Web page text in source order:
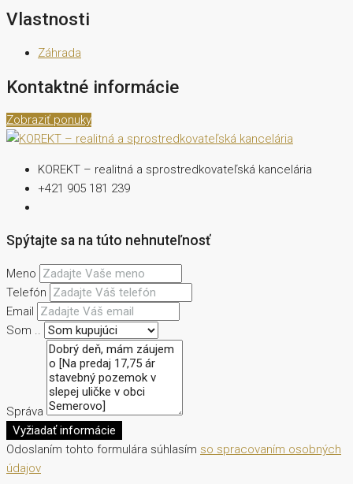
Vlastnosti
Záhrada
Kontaktné informácie
Zobraziť ponuky
KOREKT – realitná a sprostredkovateľská kancelária
+421 905 181 239
Spýtajte sa na túto nehnuteľnosť
Meno
Telefón
Email
Som ..
Správa
Vyžiadať informácie
Odoslaním tohto formulára súhlasím so spracovaním osobných
údajov